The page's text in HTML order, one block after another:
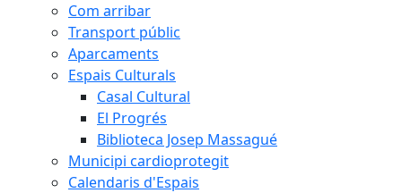
Com arribar
Transport públic
Aparcaments
Espais Culturals
Casal Cultural
El Progrés
Biblioteca Josep Massagué
Municipi cardioprotegit
Calendaris d'Espais